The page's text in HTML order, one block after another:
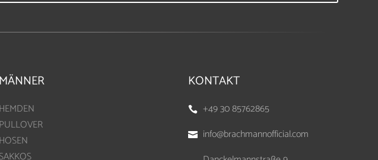
MÄNNER
HEMDEN
PULLOVER
HOSEN
SAKKOS
KONTAKT
 +49 30 85762865

info@brachmannofficial.com